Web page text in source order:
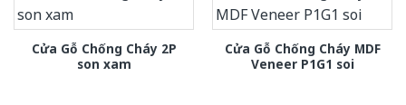
Cửa Gỗ Chống Cháy 2P
son xam
Cửa Gỗ Chống Cháy MDF
Veneer P1G1 soi